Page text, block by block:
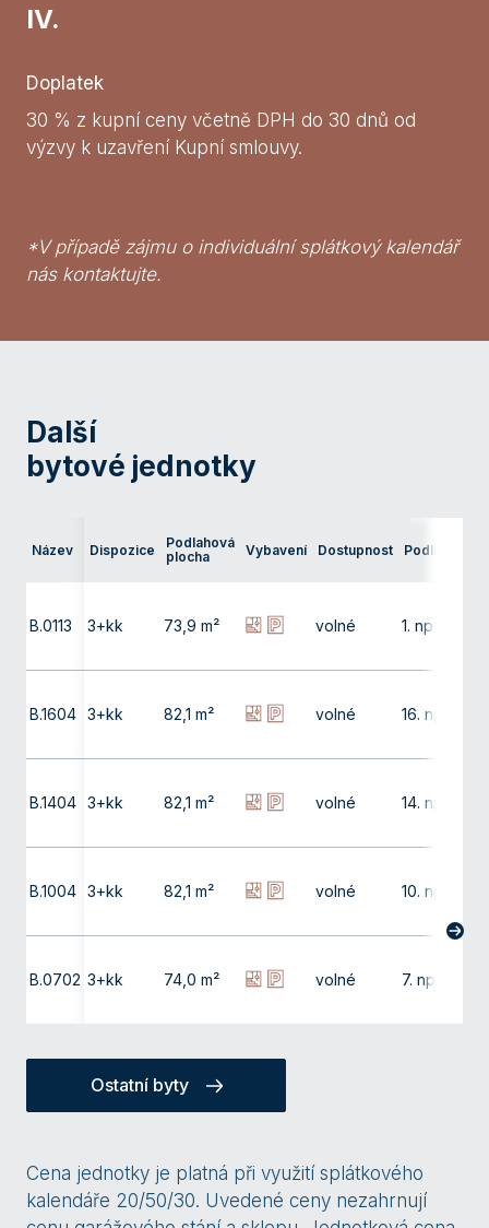
IV.
Doplatek
30 % z kupní ceny včetně DPH do 30 dnů od
výzvy k uzavření Kupní smlouvy.
*V případě zájmu o individuální splátkový kalendář
nás kontaktujte.
Další
bytové jednotky
Název Dispozice
Podlahová
plocha
Vybavení Dostupnost Podlaží
B.0113 3+kk 73,9 m² volné 1. np
B.1604 3+kk 82,1 m² volné 16. np
B.1404 3+kk 82,1 m² volné 14. np
B.1004 3+kk 82,1 m² volné 10. np
B.0702 3+kk 74,0 m² volné 7. np
Ostatní byty
Cena jednotky je platná při využití splátkového
kalendáře 20/50/30. Uvedené ceny nezahrnují